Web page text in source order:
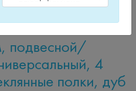
подвесной/
4
полки, дуб